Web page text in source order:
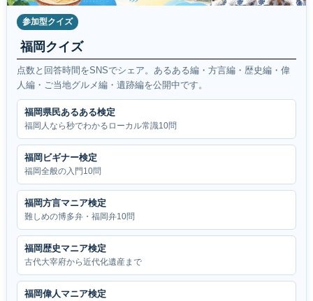
参加型クイズ
福岡クイズ
点数と回答時間をSNSでシェア。あるある編・方言編・歴史編・偉
人編・ご当地グルメ編・遺跡編を公開中です。
福岡県民あるある検定
福岡人なら秒でわかるローカル常識10問
福岡ビギナー検定
福岡全般の入門10問
福岡方言マニア検定
難しめの博多弁・福岡弁10問
福岡歴史マニア検定
古代大宰府から近代化遺産まで
福岡偉人マニア検定